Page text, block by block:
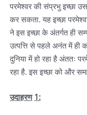
परमेश्वर की संप्रभु इच्छा
कर सकता. यह इच्छा
ने इस इच्छा के अंतर्गत ही
उत्पत्ति से पहले अनंत में ही
दुनिया में हो रहा है अंततः
रहा है. इस इच्छा को और
उदाहरण 1: